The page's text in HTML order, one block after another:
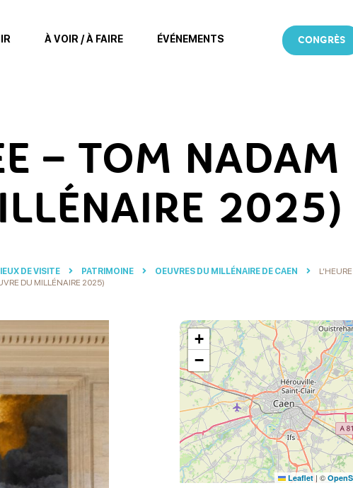
À VOIR / À FAIRE ÉVÉNEMENTS CONGRÈS
– TOM NADAM
2025)
DE VISITE PATRIMOINE OEUVRES DU MILLÉNAIRE DE CAEN
DU MILLÉNAIRE 2025)
+
−
Leaflet | ©